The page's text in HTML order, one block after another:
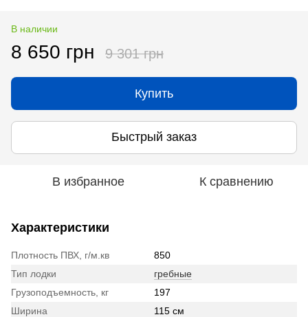
В наличии
8 650 грн 9 301 грн
Купить
Быстрый заказ
В избранное К сравнению
Характеристики
Плотность ПВХ, г/м.кв
850
Тип лодки
гребные
Грузоподъемность, кг
197
Ширина
115 см